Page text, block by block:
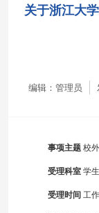
关于浙江大
编辑：管理员
事项主题 校
受理科室 学
受理时间 工